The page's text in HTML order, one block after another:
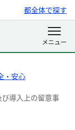
都全体で探す
・安心
導入上の留意事